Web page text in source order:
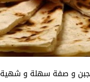
و صفة سهلة و شهية